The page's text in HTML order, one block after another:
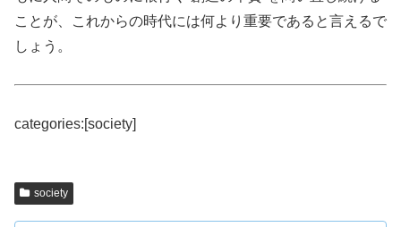
ことが、これからの時代には何より重要であると言えるで
しょう。
categories:[society]
society